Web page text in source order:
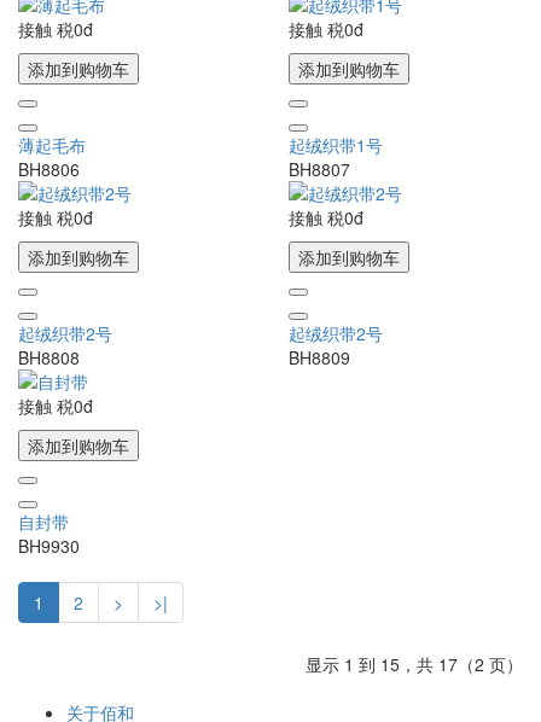
接触 税0đ
添加到购物车
薄起毛布
BH8806
接触 税0đ
添加到购物车
起绒织带1号
BH8807
接触 税0đ
添加到购物车
起绒织带2号
BH8808
接触 税0đ
添加到购物车
起绒织带2号
BH8809
接触 税0đ
添加到购物车
自封带
BH9930
1 2 > >|
显示 1 到 15，共 17（2 页）
关于佰和